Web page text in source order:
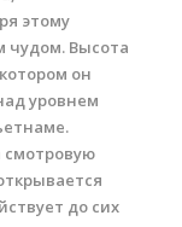
этому
чудом. Высота
он
уровнем
смотровую
до сих